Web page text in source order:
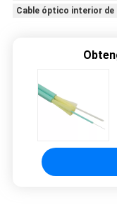
Cable óptico interior de